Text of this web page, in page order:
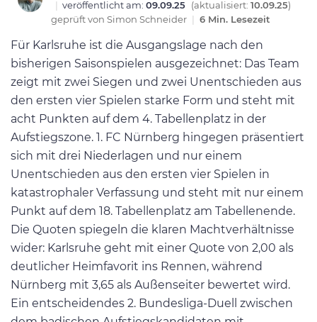
| veröffentlicht am: 09.09.25 (aktualisiert: 10.09.25)
geprüft von Simon Schneider | 6 Min. Lesezeit
Für Karlsruhe ist die Ausgangslage nach den
bisherigen Saisonspielen ausgezeichnet: Das Team
zeigt mit zwei Siegen und zwei Unentschieden aus
den ersten vier Spielen starke Form und steht mit
acht Punkten auf dem 4. Tabellenplatz in der
Aufstiegszone. 1. FC Nürnberg hingegen präsentiert
sich mit drei Niederlagen und nur einem
Unentschieden aus den ersten vier Spielen in
katastrophaler Verfassung und steht mit nur einem
Punkt auf dem 18. Tabellenplatz am Tabellenende.
Die Quoten spiegeln die klaren Machtverhältnisse
wider: Karlsruhe geht mit einer Quote von 2,00 als
deutlicher Heimfavorit ins Rennen, während
Nürnberg mit 3,65 als Außenseiter bewertet wird.
Ein entscheidendes 2. Bundesliga-Duell zwischen